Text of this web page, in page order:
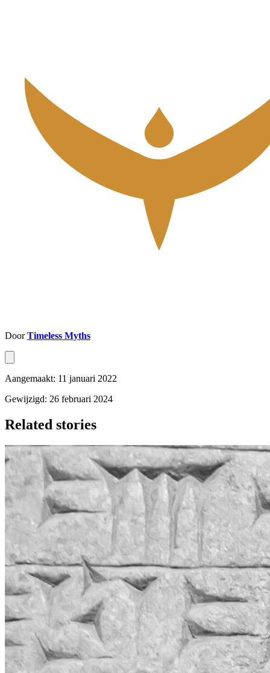
DoorTimeless Myths
Aangemaakt: 11 januari 2022
Gewijzigd: 26 februari 2024
Related stories